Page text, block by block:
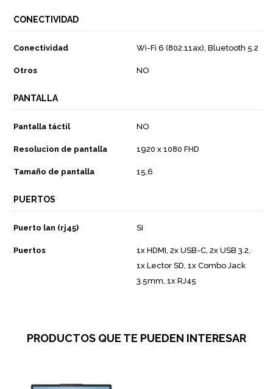
CONECTIVIDAD
Conectividad Wi-Fi 6 (802.11ax), Bluetooth 5.2
Otros NO
PANTALLA
Pantalla táctil NO
Resolucion de pantalla 1920 x 1080 FHD
Tamaño de pantalla 15,6
PUERTOS
Puerto lan (rj45) SI
Puertos
1x HDMI, 2x USB-C, 2x USB 3.2,
1x Lector SD, 1x Combo Jack
3.5mm, 1x RJ45
PRODUCTOS QUE TE PUEDEN INTERESAR